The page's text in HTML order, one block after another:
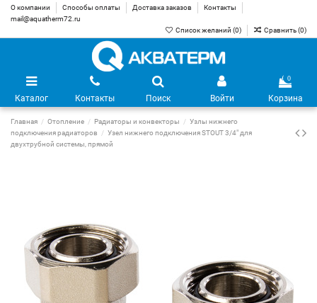
О компании Способы оплаты Доставка заказов
Контакты
mail@aquatherm72.ru
Список желаний (0) Сравнить (0)
Каталог Контакты Поиск Войти
0
Корзина
Главная Отопление Радиаторы и конвекторы
Узлы нижнего
подключения радиаторов
Узел нижнего подключения STOUT 3/4" для
двухтрубной системы, прямой